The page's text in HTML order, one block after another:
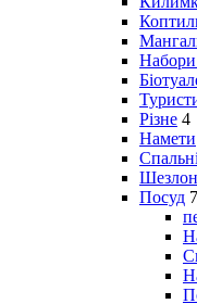
Різне 4
Намети
Посуд 7